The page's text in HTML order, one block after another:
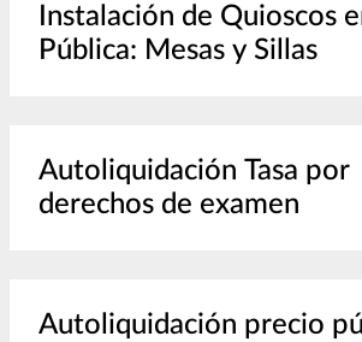
Instalación de Quioscos
Pública: Mesas y Sillas
Autoliquidación Tasa por
derechos de examen
Autoliquidación precio